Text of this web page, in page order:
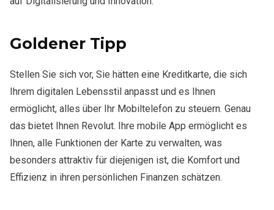
Goldener Tipp
Stellen Sie sich vor, Sie hätten eine Kreditkarte, die sich
Ihrem digitalen Lebensstil anpasst und es Ihnen
ermöglicht, alles über Ihr Mobiltelefon zu steuern. Genau
das bietet Ihnen Revolut. Ihre mobile App ermöglicht es
Ihnen, alle Funktionen der Karte zu verwalten, was
besonders attraktiv für diejenigen ist, die Komfort und
Effizienz in ihren persönlichen Finanzen schätzen.